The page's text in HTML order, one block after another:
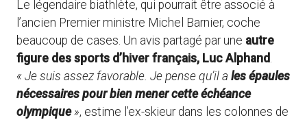
Le légendaire biathlète, qui pourrait être associé à
l’ancien Premier ministre Michel Barnier, coche
beaucoup de cases. Un avis partagé par une autre
figure des sports d’hiver français, Luc Alphand .
« Je suis assez favorable. Je pense qu’il a les épaules
nécessaires pour bien mener cette échéance
olympique», estime l’ex-skieur dans les colonnes de